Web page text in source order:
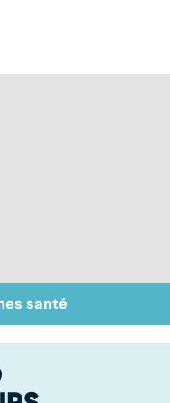
Crampes, déchirures,
élongations... : quand
santé